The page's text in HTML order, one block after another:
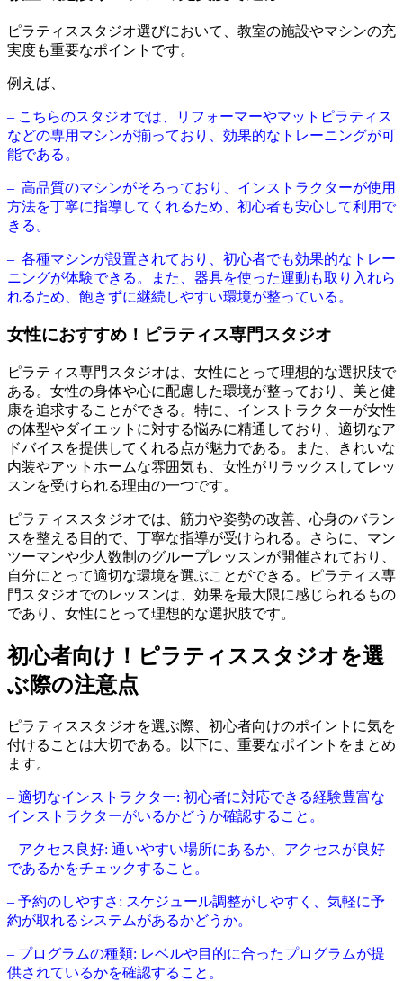
ピラティススタジオ選びにおいて、教室の施設やマシンの充
実度も重要なポイントです。
例えば、
– こちらのスタジオでは、リフォーマーやマットピラティス
などの専用マシンが揃っており、効果的なトレーニングが可
能である。
– 高品質のマシンがそろっており、インストラクターが使用
方法を丁寧に指導してくれるため、初心者も安心して利用で
きる。
– 各種マシンが設置されており、初心者でも効果的なトレー
ニングが体験できる。また、器具を使った運動も取り入れら
れるため、飽きずに継続しやすい環境が整っている。
女性におすすめ！ピラティス専門スタジオ
ピラティス専門スタジオは、女性にとって理想的な選択肢で
ある。女性の身体や心に配慮した環境が整っており、美と健
康を追求することができる。特に、インストラクターが女性
の体型やダイエットに対する悩みに精通しており、適切なア
ドバイスを提供してくれる点が魅力である。また、きれいな
内装やアットホームな雰囲気も、女性がリラックスしてレッ
スンを受けられる理由の一つです。
ピラティススタジオでは、筋力や姿勢の改善、心身のバラン
スを整える目的で、丁寧な指導が受けられる。さらに、マン
ツーマンや少人数制のグループレッスンが開催されており、
自分にとって適切な環境を選ぶことができる。ピラティス専
門スタジオでのレッスンは、効果を最大限に感じられるもの
であり、女性にとって理想的な選択肢です。
初心者向け！ピラティススタジオを選
ぶ際の注意点
ピラティススタジオを選ぶ際、初心者向けのポイントに気を
付けることは大切である。以下に、重要なポイントをまとめ
ます。
– 適切なインストラクター: 初心者に対応できる経験豊富な
インストラクターがいるかどうか確認すること。
– アクセス良好: 通いやすい場所にあるか、アクセスが良好
であるかをチェックすること。
– 予約のしやすさ: スケジュール調整がしやすく、気軽に予
約が取れるシステムがあるかどうか。
– プログラムの種類: レベルや目的に合ったプログラムが提
供されているかを確認すること。